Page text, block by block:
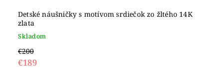
Detské náušničky s motívom srdiečok zo žltého 14K
zlata
Skladom
€200
€189